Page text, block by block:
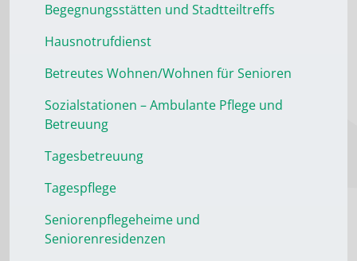
Begegnungsstätten und Stadtteiltreffs
Hausnotrufdienst
Betreutes Wohnen/Wohnen für Senioren
Sozialstationen – Ambulante Pflege und
Betreuung
Tagesbetreuung
Tagespflege
Seniorenpflegeheime und
Seniorenresidenzen